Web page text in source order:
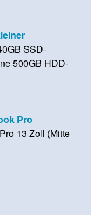
SSD-
500GB HDD-
Pro
13 Zoll (Mitte